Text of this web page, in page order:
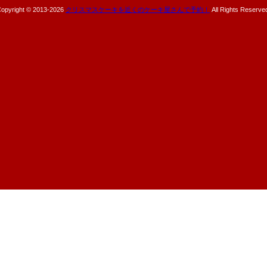
© 2013-2026 クリスマスケーキを近くのケーキ屋さんで予約！ All Rights